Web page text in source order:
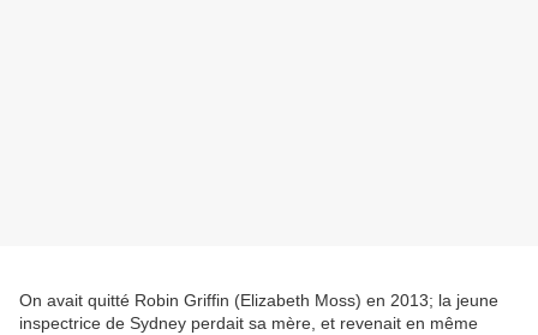
On avait quitté Robin Griffin (Elizabeth Moss) en 2013; la jeune
inspectrice de Sydney perdait sa mère, et revenait en même